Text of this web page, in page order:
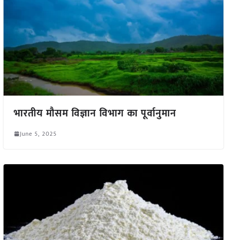
भारतीय मौसम विज्ञान विभाग का पूर्वानुमान
June 5, 2025